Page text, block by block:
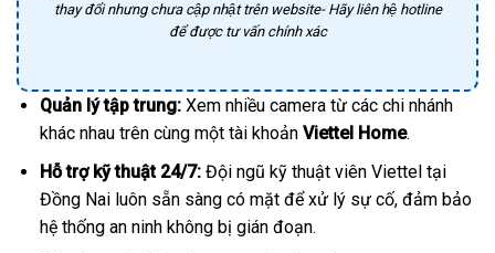
thay đổi nhưng chưa cập nhật trên website- Hãy liên hệ hotline
để được tư vấn chính xác
Quản lý tập trung:Xem nhiều camera từ các chi nhánh
khác nhau trên cùng một tài khoản Viettel Home.
Hỗ trợ kỹ thuật 24/7:Đội ngũ kỹ thuật viên Viettel tại
Đồng Nai luôn sẵn sàng có mặt để xử lý sự cố, đảm bảo
hệ thống an ninh không bị gián đoạn.